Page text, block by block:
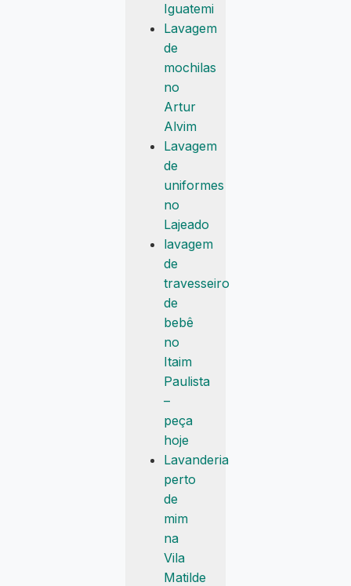
Iguatemi
Lavagem
de
mochilas
no
Artur
Alvim
Lavagem
de
uniformes
no
Lajeado
lavagem
de
travesseiro
de
bebê
no
Itaim
Paulista
–
peça
hoje
Lavanderia
perto
de
mim
na
Vila
Matilde